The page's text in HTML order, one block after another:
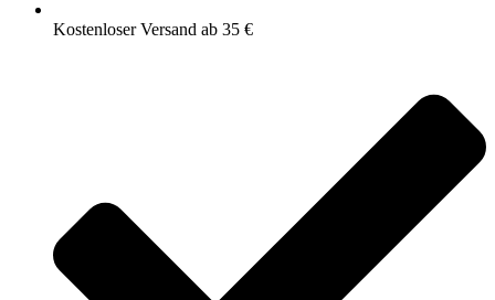
Kostenloser Versand ab 35 €